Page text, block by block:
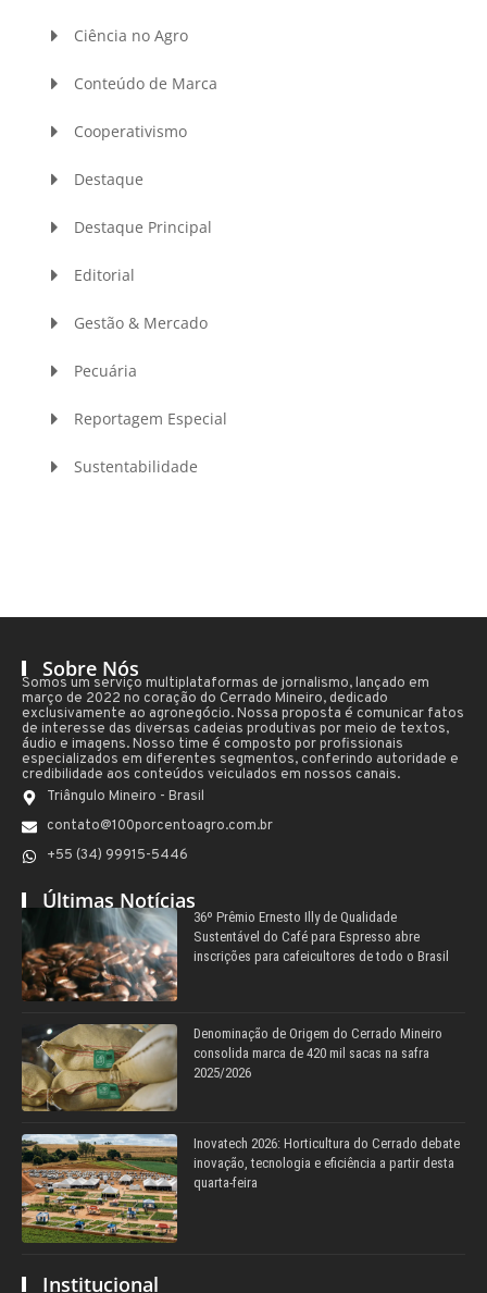
Ciência no Agro
Conteúdo de Marca
Cooperativismo
Destaque
Destaque Principal
Editorial
Gestão & Mercado
Pecuária
Reportagem Especial
Sustentabilidade
Sobre Nós
Somos um serviço multiplataformas de jornalismo, lançado em
março de 2022 no coração do Cerrado Mineiro, dedicado
exclusivamente ao agronegócio. Nossa proposta é comunicar fatos
de interesse das diversas cadeias produtivas por meio de textos,
áudio e imagens. Nosso time é composto por profissionais
especializados em diferentes segmentos, conferindo autoridade e
credibilidade aos conteúdos veiculados em nossos canais.
Triângulo Mineiro - Brasil
contato@100porcentoagro.com.br
+55 (34) 99915-5446
Últimas Notícias
36º Prêmio Ernesto Illy de Qualidade
Sustentável do Café para Espresso abre
inscrições para cafeicultores de todo o Brasil
Denominação de Origem do Cerrado Mineiro
consolida marca de 420 mil sacas na safra
2025/2026
Inovatech 2026: Horticultura do Cerrado debate
inovação, tecnologia e eficiência a partir desta
quarta-feira
Institucional